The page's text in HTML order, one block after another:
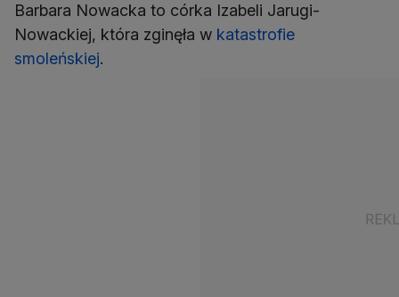
Barbara Nowacka to córka Izabeli Jarugi-
Nowackiej, która zginęła w katastrofie
smoleńskiej.